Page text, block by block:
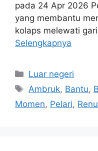
pada 24 Apr 2026
yang membantu
kolaps melewati
Selengkapnya
Kategori
Luar negeri
Tag
Ambruk, Bantu,
Momen, Pelari,